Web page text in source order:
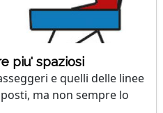
piu' spaziosi
e quelli delle linee
ma non sempre lo